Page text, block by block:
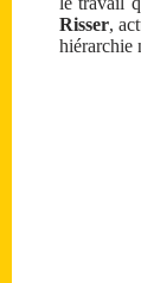
Risser,
hiérarchie